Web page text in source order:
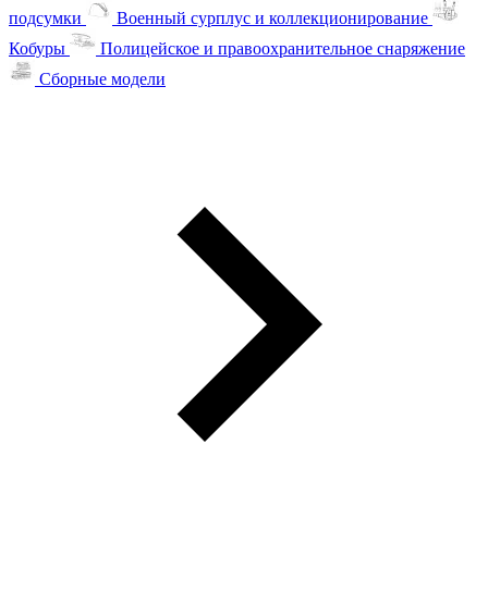
подсумки
Военный сурплус и коллекционирование
Кобуры
Полицейское и правоохранительное снаряжение
Сборные модели